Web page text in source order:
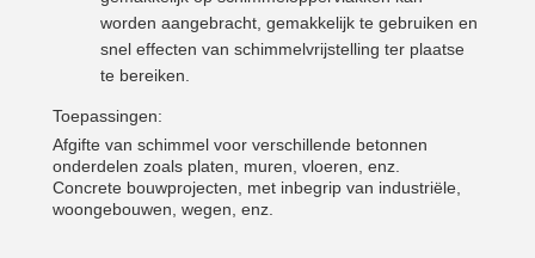
worden aangebracht, gemakkelijk te gebruiken en
snel effecten van schimmelvrijstelling ter plaatse
te bereiken.
Toepassingen:
Afgifte van schimmel voor verschillende betonnen
onderdelen zoals platen, muren, vloeren, enz.
Concrete bouwprojecten, met inbegrip van industriële,
woongebouwen, wegen, enz.